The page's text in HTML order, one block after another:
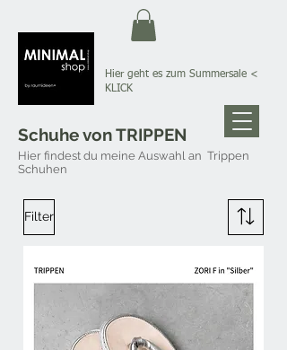
Hier geht es zum Summersale <
KLICK
Schuhe von TRIPPEN
Hier findest du meine Auswahl an Trippen
Schuhen
Filter